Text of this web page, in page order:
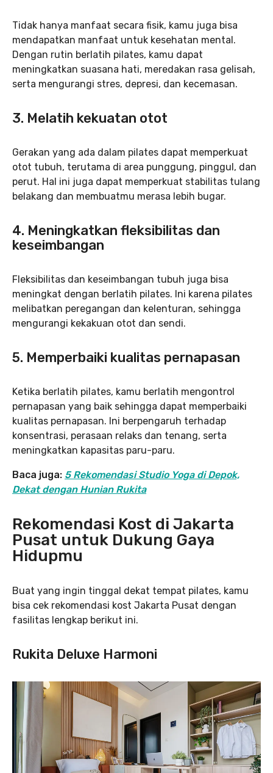
Tidak hanya manfaat secara fisik, kamu juga bisa
mendapatkan manfaat untuk kesehatan mental.
Dengan rutin berlatih pilates, kamu dapat
meningkatkan suasana hati, meredakan rasa gelisah,
serta mengurangi stres, depresi, dan kecemasan.
3. Melatih kekuatan otot
Gerakan yang ada dalam pilates dapat memperkuat
otot tubuh, terutama di area punggung, pinggul, dan
perut. Hal ini juga dapat memperkuat stabilitas tulang
belakang dan membuatmu merasa lebih bugar.
4. Meningkatkan fleksibilitas dan
keseimbangan
Fleksibilitas dan keseimbangan tubuh juga bisa
meningkat dengan berlatih pilates. Ini karena pilates
melibatkan peregangan dan kelenturan, sehingga
mengurangi kekakuan otot dan sendi.
5. Memperbaiki kualitas pernapasan
Ketika berlatih pilates, kamu berlatih mengontrol
pernapasan yang baik sehingga dapat memperbaiki
kualitas pernapasan. Ini berpengaruh terhadap
konsentrasi, perasaan relaks dan tenang, serta
meningkatkan kapasitas paru-paru.
Baca juga: 5 Rekomendasi Studio Yoga di Depok,
Dekat dengan Hunian Rukita
Rekomendasi Kost di Jakarta
Pusat untuk Dukung Gaya
Hidupmu
Buat yang ingin tinggal dekat tempat pilates, kamu
bisa cek rekomendasi kost Jakarta Pusat dengan
fasilitas lengkap berikut ini.
Rukita Deluxe Harmoni